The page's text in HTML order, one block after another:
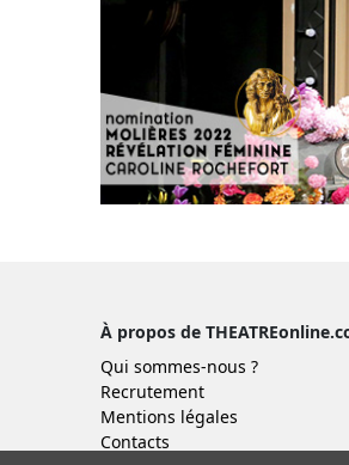
À propos de
Qui sommes-nous ?
Recrutement
Mentions légales
Contacts